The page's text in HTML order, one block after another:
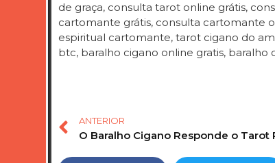
de graça, consulta tarot online grátis,
cartomante grátis, consulta cartomante
espiritual cartomante, tarot cigano do
btc, baralho cigano online gratis, baralho
ANTERIOR